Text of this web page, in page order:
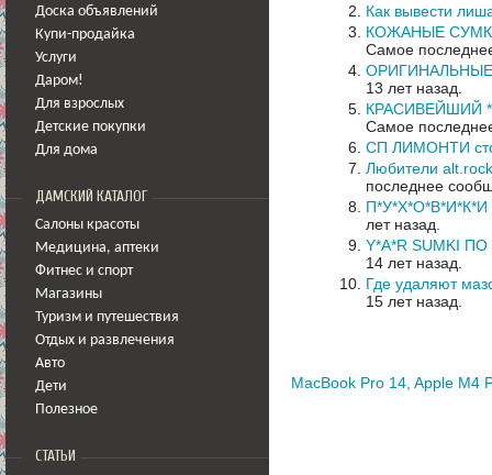
Доска объявлений
Купи-продайка
Услуги
Даром!
Для взрослых
Детские покупки
Для дома
ДАМСКИЙ КАТАЛОГ
Салоны красоты
Медицина, аптеки
Фитнес и спорт
Магазины
Туризм и путешествия
Отдых и развлечения
Авто
Дети
Полезное
СТАТЬИ
Как вывести
КОЖАНЫЕ
Самое
ОРИГИНАЛЬНЫЕ
13 лет назад.
КРАСИВЕЙШИЙ
Самое
СП ЛИМОНТИ
Любители
последнее
П*У*Х*О*В*И*К*И
лет назад.
Y*A*R SUMKI
14 лет назад.
Где удаляют
15 лет назад.
MacBook Pro 14, Apple M4